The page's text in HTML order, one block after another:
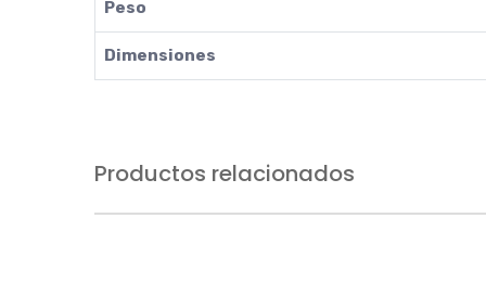
Peso
Dimensiones
Productos relacionados